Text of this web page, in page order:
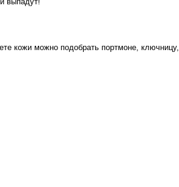
кожи можно подобрать портмоне, ключницу,